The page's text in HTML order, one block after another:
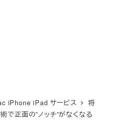
iPhone iPad サービス
将
で正面の”ノッチ”がなくなる